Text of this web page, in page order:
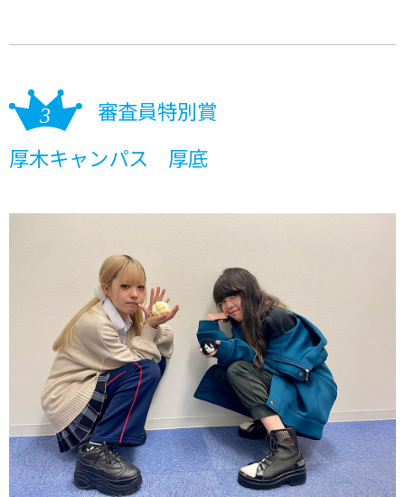
審査員特別賞
厚木キャンパス 厚底